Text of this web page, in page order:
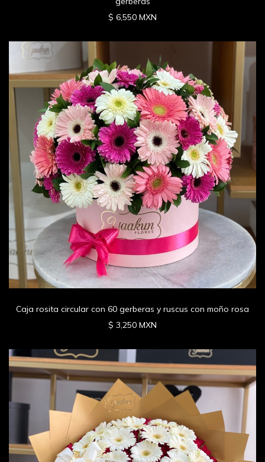
$ 6,550 MXN
Caja rosita circular con 60 gerberas y ruscus con moño rosa
$ 3,250 MXN